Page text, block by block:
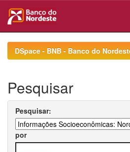
navigationDSpace - BNB - Banco do
Pesquisar
Pesquisar:
por